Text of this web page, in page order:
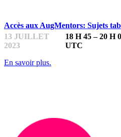
Accès aux AugMentors: Sujets
13 JUILLET
2023
18 H 45 – 20 H
UTC
En savoir plus.